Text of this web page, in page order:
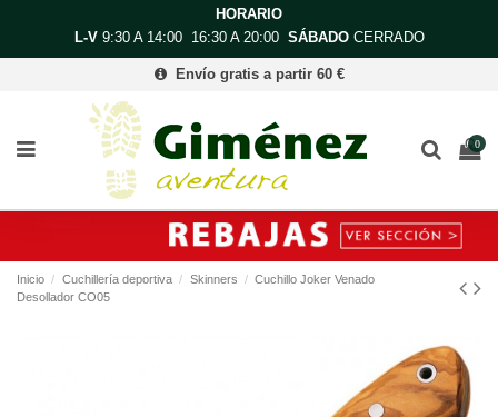
HORARIO
L-V9:30 A 14:00 16:30 A 20:00 SÁBADOCERRADO
Envío gratis a partir 60 €
0
Inicio Cuchillería deportiva Skinners
Cuchillo Joker Venado
Desollador CO05